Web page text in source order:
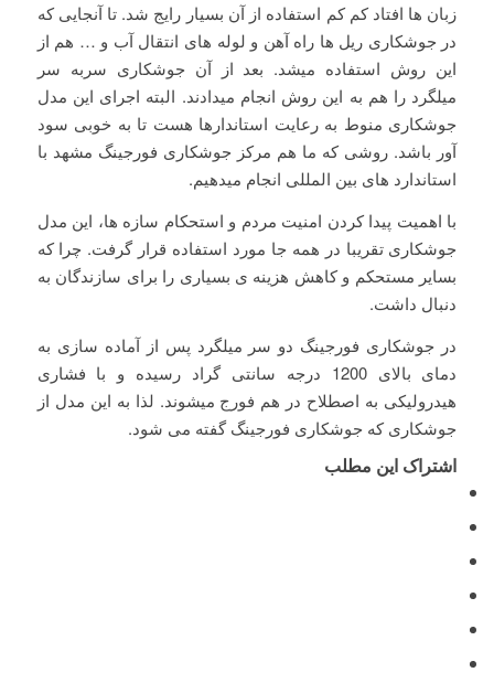
زبان ها افتاد کم کم استفاده از آن بسیار رایج شد. تا آنجایی که
در جوشکاری ریل ها راه آهن و لوله های انتقال آب و … هم از
این روش استفاده میشد. بعد از آن جوشکاری سربه سر
میلگرد را هم به این روش انجام میدادند. البته اجرای این مدل
جوشکاری منوط به رعایت استاندارها هست تا به خوبی سود
آور باشد. روشی که ما هم مرکز جوشکاری فورجینگ مشهد با
استاندارد های بین المللی انجام میدهیم.
با اهمیت پیدا کردن امنیت مردم و استحکام سازه ها، این مدل
جوشکاری تقریبا در همه جا مورد استفاده قرار گرفت. چرا که
بسایر مستحکم و کاهش هزینه ی بسیاری را برای سازندگان به
دنبال داشت.
در جوشکاری فورجینگ دو سر میلگرد پس از آماده سازی به
دمای بالای 1200 درجه سانتی گراد رسیده و با فشاری
هیدرولیکی به اصطلاح در هم فورج میشوند. لذا به این مدل از
جوشکاری که جوشکاری فورجینگ گفته می شود.
اشتراک این مطلب